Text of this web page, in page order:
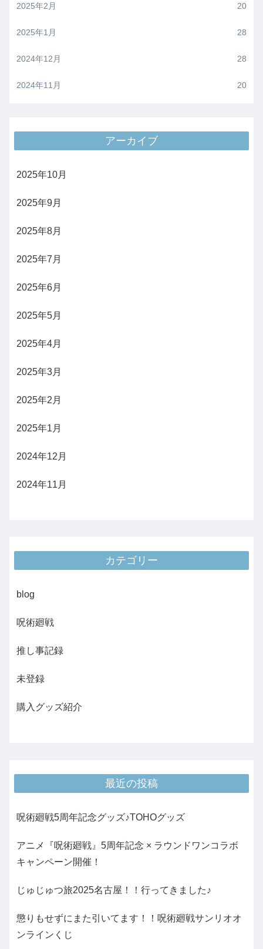
2025年2月 20
2025年1月 28
2024年12月 28
2024年11月 20
アーカイブ
2025年10月
2025年9月
2025年8月
2025年7月
2025年6月
2025年5月
2025年4月
2025年3月
2025年2月
2025年1月
2024年12月
2024年11月
カテゴリー
blog
呪術廻戦
推し事記録
未登録
購入グッズ紹介
最近の投稿
呪術廻戦5周年記念グッズ♪TOHOグッズ
アニメ『呪術廻戦』5周年記念 × ラウンドワンコラボ
キャンペーン開催！
じゅじゅつ旅2025名古屋！！行ってきました♪
懲りもせずにまた引いてます！！呪術廻戦サンリオオ
ンラインくじ